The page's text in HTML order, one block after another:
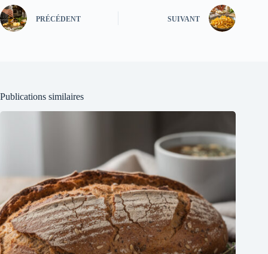
PRÉCÉDENT SUIVANT
Publications similaires